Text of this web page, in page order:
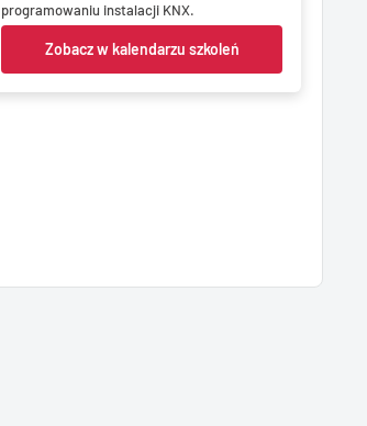
programowaniu instalacji KNX.
Zobacz w kalendarzu szkoleń